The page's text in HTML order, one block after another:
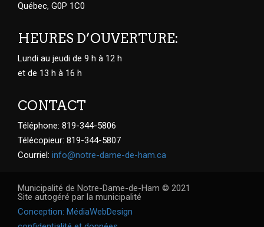
Québec, G0P 1C0
HEURES D’OUVERTURE:
Lundi au jeudi de 9 h à 12 h
et de 13 h à 16 h
CONTACT
Téléphone: 819-344-5806
Télécopieur: 819-344-5807
Courriel: info@notre-dame-de-ham.ca
Municipalité de Notre-Dame-de-Ham © 2021
Site autogéré par la municipalité
Conception: MédiaWebDesign